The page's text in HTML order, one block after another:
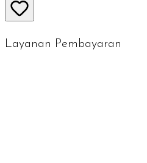
Layanan Pembayaran